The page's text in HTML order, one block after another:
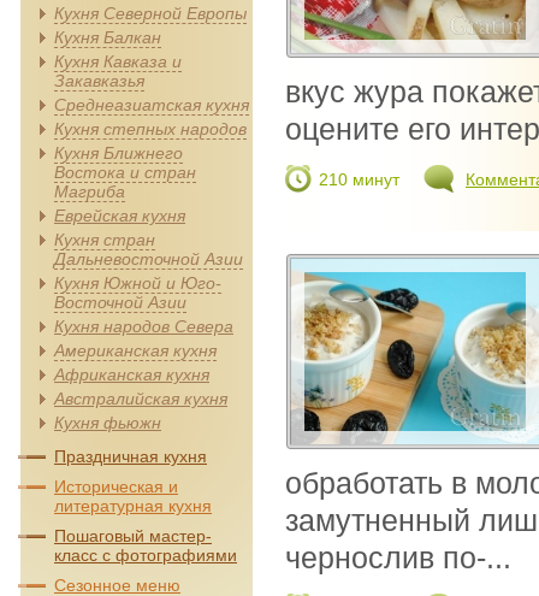
вкус жура
оцените его
210 минут
обработать в
замутненный
чернослив по-...
Кухня Северной Европы
Кухня Балкан
Кухня Кавказа и
Закавказья
Среднеазиатская кухня
Кухня степных народов
Кухня Ближнего
Востока и стран
Магриба
Еврейская кухня
Кухня стран
Дальневосточной Азии
Кухня Южной и Юго-
Восточной Азии
Кухня народов Севера
Американская кухня
Африканская кухня
Австралийская кухня
Кухня фьюжн
Праздничная кухня
Историческая и
литературная кухня
Пошаговый мастер-
класс с фотографиями
Сезонное меню